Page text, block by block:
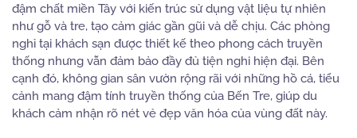
đậm chất miền Tây với kiến trúc sử dụng vật liệu tự nhiên
như gỗ và tre, tạo cảm giác gần gũi và dễ chịu. Các phòng
nghỉ tại khách sạn được thiết kế theo phong cách truyền
thống nhưng vẫn đảm bảo đầy đủ tiện nghi hiện đại. Bên
cạnh đó, không gian sân vườn rộng rãi với những hồ cá, tiểu
cảnh mang đậm tính truyền thống của Bến Tre, giúp du
khách cảm nhận rõ nét vẻ đẹp văn hóa của vùng đất này.